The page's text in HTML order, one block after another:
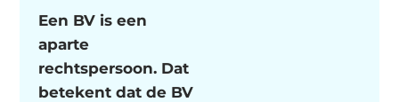
Een BV is een
aparte
rechtspersoon. Dat
betekent dat de BV